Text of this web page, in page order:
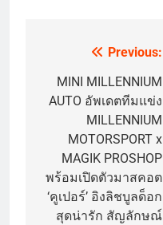
navigation
Previous:
MINI MILLENNIUM
AUTO อัพเดตทีมแข่ง
MILLENNIUM
MOTORSPORT x
MAGIK PROSHOP
พร้อมเปิดตัวมาสคอต
‘คูเปอร์’ อิงลิชบูลด็อก
สุดน่ารัก สัญลักษณ์